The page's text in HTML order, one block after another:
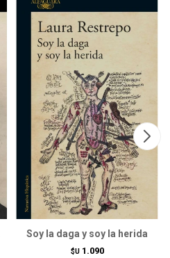
Soy la daga y soy la herida
$U 1.090